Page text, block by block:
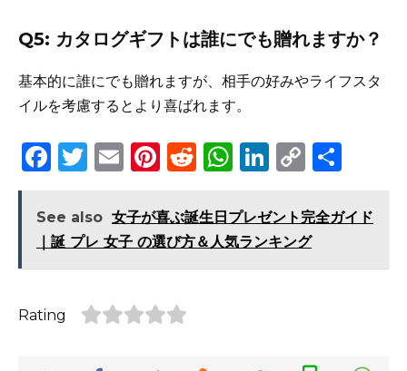
Q5: カタログギフトは誰にでも贈れますか？
基本的に誰にでも贈れますが、相手の好みやライフスタ
イルを考慮するとより喜ばれます。
F
c
e
b
o
T
it
te
r
E
ai
l
Pi
te
re
st
R
d
di
t
W
a
ts
A
Li
k
e
dI
C
p
y
Li
ar
See also 女子が喜ぶ誕生日プレゼント完全ガイド
｜誕 プレ 女子 の選び方＆人気ランキング
Rating